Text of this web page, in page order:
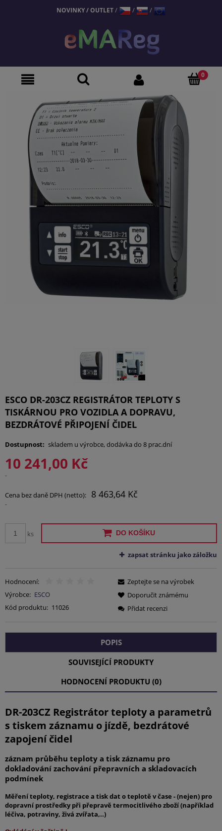
NOVINKY/OUTLET/ / /
ESCO DR-203CZ REGISTRÁTOR TEPLOTY S
TISKÁRNOU PRO VOZIDLA A DOPRAVU,
BEZDRÁTOVÉ PŘIPOJENÍ ČIDEL
Dostupnost: skladem u výrobce, dodávka do 8 prac.dní
10 241,00 Kč
-
Cena bez daně DPH (netto): 8 463,64 Kč
-
ks DO KOŠÍKU
zapsat stránku jako záložku
Hodnocení:
Výrobce: ESCO
Kód produktu: 11026
Zeptejte se na výrobek
Doporučit známému
Přidat recenzi
POPIS
SOUVISEJÍCÍ PRODUKTY
HODNOCENÍ PRODUKTU (0)
DR-203CZ Registrátor teploty a parametrů
s tiskem záznamu o jízdě, bezdrátové
zapojení čidel
záznam průběhu teploty a tisk záznamu pro
dokladování zachování přepravních a skladovacích
podmínek
Měření teploty, registrace a tisk dat o teplotě v čase - (nejen) pro
dopravní prostředky při přepravě termocitlivého zboží (například
léčiva, potraviny, živá zvířata,..)